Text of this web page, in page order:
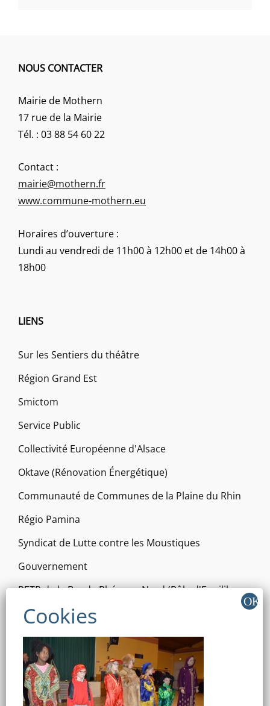
NOUS CONTACTER
Mairie de Mothern
17 rue de la Mairie
Tél. : 03 88 54 60 22
Contact :
mairie@mothern.fr
www.commune-mothern.eu
Horaires d’ouverture :
Lundi au vendredi de 11h00 à 12h00 et de 14h00 à
18h00
LIENS
Sur les Sentiers du théâtre
Région Grand Est
Smictom
Service Public
Collectivité Européenne d'Alsace
Oktave (Rénovation Énergétique)
Communauté de Communes de la Plaine du Rhin
Régio Pamina
Syndicat de Lutte contre les Moustiques
Gouvernement
PETR de la Bande Rhénane Nord (Pôle d'Equilibre
Territorial et Rural)
RÉSEAUX SOCIAUX